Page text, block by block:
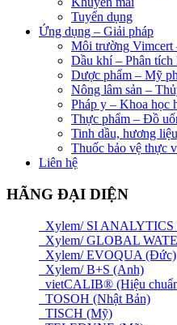
Tuyển dụng
Ứng dụng – Giải pháp
Môi trường Vimcert
Dầu khí – Phân tích
Dược phẩm – Mỹ
Nông lâm sản –
Pháp y – Khoa học
Thực phẩm – Đồ
Tinh dầu, hương
Thuốc bảo vệ thực
Liên hệ
HÃNG ĐẠI DIỆN
Xylem/ SI
Xylem/ GLOBAL
Xylem/ EVOQUA (Đức)
Xylem/ B+S (Anh)
vietCALIB® (Hiệu
TOSOH (Nhật Bản)
TISCH (Mỹ)